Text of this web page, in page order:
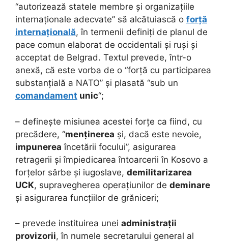
“autorizează statele membre și organizațiile
internaționale adecvate” să alcătuiască o forță
internațională, în termenii definiți de planul de
pace comun elaborat de occidentali și ruși și
acceptat de Belgrad. Textul prevede, într-o
anexă, că este vorba de o “forță cu participarea
substanțială a NATO” și plasată “sub un
comandament unic“;
– definește misiunea acestei forțe ca fiind, cu
precădere, “menținerea și, dacă este nevoie,
impunerea încetării focului”, asigurarea
retragerii și împiedicarea întoarcerii în Kosovo a
forțelor sârbe și iugoslave, demilitarizarea
UCK, supravegherea operațiunilor de deminare
și asigurarea funcțiilor de grăniceri;
– prevede instituirea unei administrații
provizorii, în numele secretarului general al